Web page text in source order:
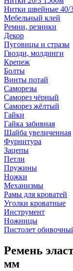
Нитки швейные 40/
Мебельный клей
Ремни, резинки
Декор
Пуговицы и стразы
Гвозди, молдинги
Крепеж
Болты
Винты потай
Саморезы
Саморез чёрный
Саморез жёлтый
Гайки
Гайка забивная
Шайба увеличенная
Фурнитура
Зацепы
Петли
Пружины
Ножки
Механизмы
Рамы для кроватей
Уголки кроватные
Инструмент
Ножницы
Пистолет
Ремень
мм